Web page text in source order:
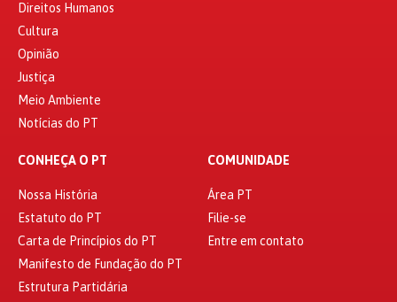
Direitos Humanos
Cultura
Opinião
Justiça
Meio Ambiente
Notícias do PT
CONHEÇA O PT
Nossa História
Estatuto do PT
Carta de Princípios do PT
Manifesto de Fundação do PT
Estrutura Partidária
COMUNIDADE
Área PT
Filie-se
Entre em contato